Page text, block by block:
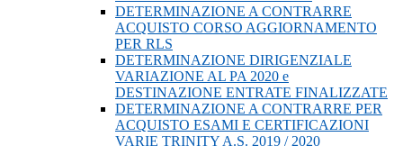
DETERMINAZIONE A CONTRARRE
ACQUISTO CORSO AGGIORNAMENTO
PER RLS
DETERMINAZIONE DIRIGENZIALE
VARIAZIONE AL PA 2020 e
DESTINAZIONE ENTRATE FINALIZZATE
DETERMINAZIONE A CONTRARRE PER
ACQUISTO ESAMI E CERTIFICAZIONI
VARIE TRINITY A.S. 2019 / 2020